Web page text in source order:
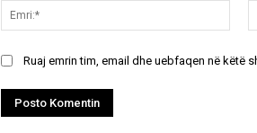
Ruaj emrin tim, email dhe uebfaqen në këtë